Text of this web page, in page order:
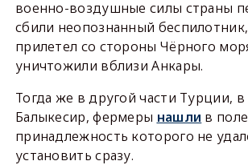
военно-воздушные силы страны
сбили неопознанный
прилетел со стороны Чёрного
уничтожили вблизи Анкары.
Тогда же в другой части Турции,
Балыкесир, фермеры нашли в
принадлежность которого не
установить сразу.